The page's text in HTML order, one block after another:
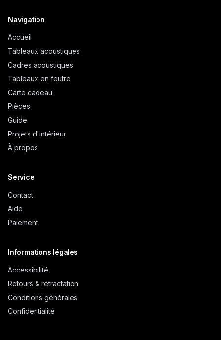
Navigation
Accueil
Tableaux acoustiques
Cadres acoustiques
Tableaux en feutre
Carte cadeau
Pièces
Guide
Projets d'intérieur
À propos
Service
Contact
Aide
Paiement
Informations légales
Accessibilité
Retours & rétractation
Conditions générales
Confidentialité